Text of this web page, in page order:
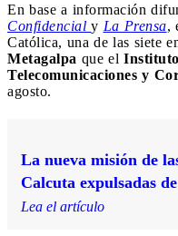
En base a información
Confidencial y La Prensa,
Católica, una de las siete
Metagalpa que el
Telecomunicaciones y
agosto.
La nueva misión de
Calcuta expulsadas
Lea el artículo